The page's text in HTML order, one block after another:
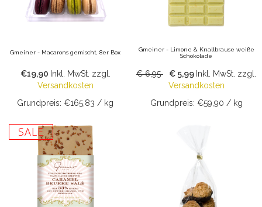
Gmeiner - Macarons gemischt, 8er Box
€19,90 Inkl. MwSt. zzgl.
Versandkosten
Grundpreis: €165,83 / kg
Gmeiner - Limone & Knallbrause weiße
Schokolade
€ 6,95 € 5,99 Inkl. MwSt. zzgl.
Versandkosten
Grundpreis: €59,90 / kg
SALE